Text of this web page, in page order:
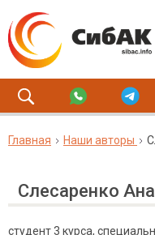
Главная Наши авторы
Слесаренко
студент 3 курса,